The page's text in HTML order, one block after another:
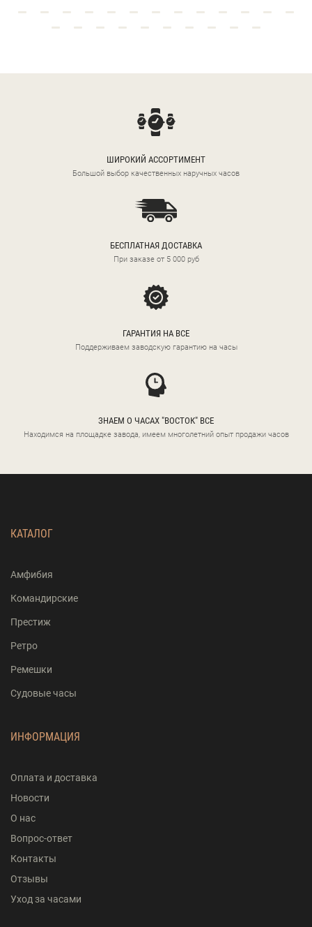
ШИРОКИЙ АССОРТИМЕНТ
Большой выбор качественных наручных часов
БЕСПЛАТНАЯ ДОСТАВКА
При заказе от 5 000 руб
ГАРАНТИЯ НА ВСЕ
Поддерживаем заводскую гарантию на часы
ЗНАЕМ О ЧАСАХ "ВОСТОК" ВСЕ
Находимся на площадке завода, имеем многолетний опыт продажи часов
КАТАЛОГ
Амфибия
Командирские
Престиж
Ретро
Ремешки
Судовые часы
ИНФОРМАЦИЯ
Оплата и доставка
Новости
О нас
Вопрос-ответ
Контакты
Отзывы
Уход за часами